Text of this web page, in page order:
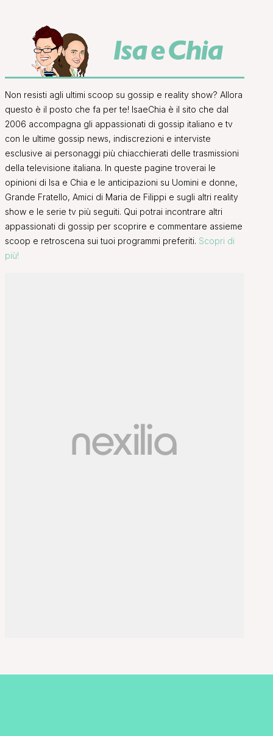
Non resisti agli ultimi scoop su gossip e reality show? Allora
questo è il posto che fa per te! IsaeChia è il sito che dal
2006 accompagna gli appassionati di gossip italiano e tv
con le ultime gossip news, indiscrezioni e interviste
esclusive ai personaggi più chiacchierati delle trasmissioni
della televisione italiana. In queste pagine troverai le
opinioni di Isa e Chia e le anticipazioni su Uomini e donne,
Grande Fratello, Amici di Maria de Filippi e sugli altri reality
show e le serie tv più seguiti. Qui potrai incontrare altri
appassionati di gossip per scoprire e commentare assieme
scoop e retroscena sui tuoi programmi preferiti. Scopri di
più!